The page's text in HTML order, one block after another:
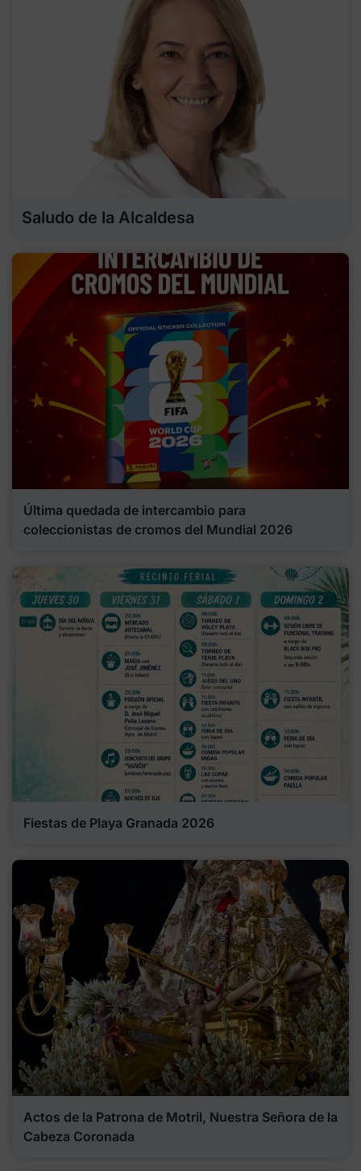
Saludo de la Alcaldesa
Última quedada de intercambio para
coleccionistas de cromos del Mundial 2026
Fiestas de Playa Granada 2026
Actos de la Patrona de Motril, Nuestra Señora de la
Cabeza Coronada